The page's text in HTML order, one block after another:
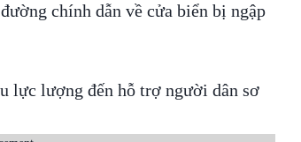
chính dẫn về cửa biển bị ngập
lực lượng đến hỗ trợ người dân sơ